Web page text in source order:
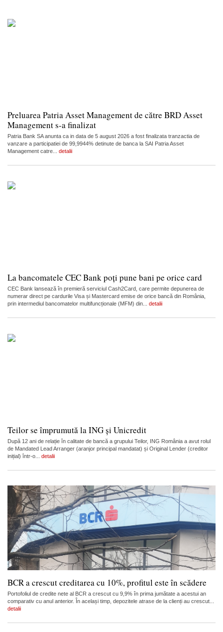
Preluarea Patria Asset Management de către BRD Asset
Management s-a finalizat
Patria Bank SA anunta ca in data de 5 august 2026 a fost finalizata tranzactia de
vanzare a participatiei de 99,9944% detinute de banca la SAI Patria Asset
Management catre... detalii
La bancomatele CEC Bank poți pune bani pe orice card
CEC Bank lansează în premieră serviciul Cash2Card, care permite depunerea de
numerar direct pe cardurile Visa și Mastercard emise de orice bancă din România,
prin intermediul bancomatelor multifuncționale (MFM) din... detalii
Teilor se împrumută la ING și Unicredit
După 12 ani de relație în calitate de bancă a grupului Teilor, ING România a avut rolul
de Mandated Lead Arranger (aranjor principal mandatat) și Original Lender (creditor
inițial) într-o... detalii
BCR a crescut creditarea cu 10%, profitul este în scădere
Portofoliul de credite nete al BCR a crescut cu 9,9% în prima jumătate a acestui an
comparativ cu anul anterior. În același timp, depozitele atrase de la clienți au crescut...
detalii